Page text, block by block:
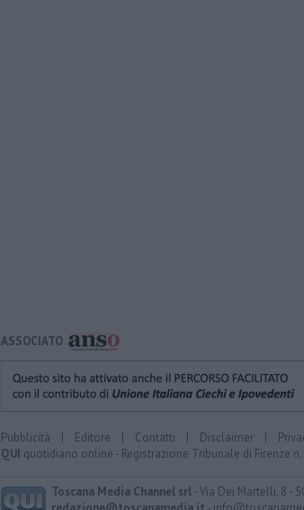
ASSOCIATO
Pubblicità | Editore | Contatti | Disclaimer |
QUI quotidiano online - Registrazione Tribunale di Firenze
Toscana Media Channel srl- Via Dei Martelli, 8 -